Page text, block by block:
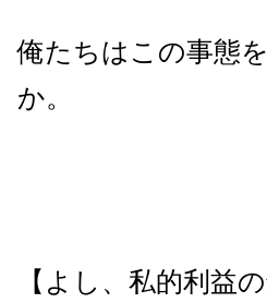
俺たちはこの事態
か。
【よし、私的利益